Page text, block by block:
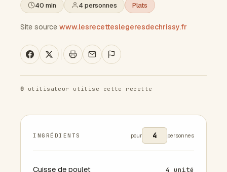
40 min 4 personnes Plats
Site source www.lesrecetteslegeresdechrissy.fr
0 utilisateur utilise cette recette
INGRÉDIENTS pour personnes
Cuisse de poulet 4 unité